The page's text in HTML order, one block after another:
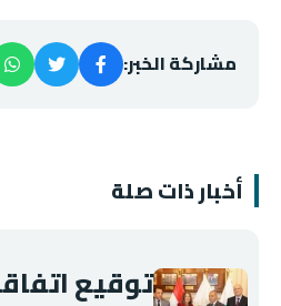
مشاركة الخبر:
أخبار ذات صلة
توقيع